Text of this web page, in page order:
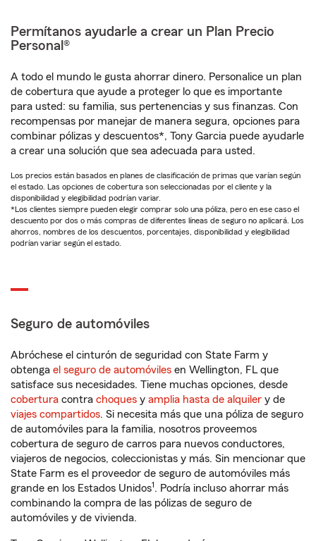
Permítanos ayudarle a crear un Plan Precio
Personal®
A todo el mundo le gusta ahorrar dinero. Personalice un plan
de cobertura que ayude a proteger lo que es importante
para usted: su familia, sus pertenencias y sus finanzas. Con
recompensas por manejar de manera segura, opciones para
combinar pólizas y descuentos*, Tony Garcia puede ayudarle
a crear una solución que sea adecuada para usted.
Los precios están basados en planes de clasificación de primas que varían según
el estado. Las opciones de cobertura son seleccionadas por el cliente y la
disponibilidad y elegibilidad podrían variar.
*Los clientes siempre pueden elegir comprar solo una póliza, pero en ese caso el
descuento por dos o más compras de diferentes líneas de seguro no aplicará. Los
ahorros, nombres de los descuentos, porcentajes, disponibilidad y elegibilidad
podrían variar según el estado.
Seguro de automóviles
Abróchese el cinturón de seguridad con State Farm y
obtenga el seguro de automóviles en Wellington, FL que
satisface sus necesidades. Tiene muchas opciones, desde
cobertura contra choques y amplia hasta de alquiler y de
viajes compartidos. Si necesita más que una póliza de seguro
de automóviles para la familia, nosotros proveemos
cobertura de seguro de carros para nuevos conductores,
viajeros de negocios, coleccionistas y más. Sin mencionar que
State Farm es el proveedor de seguro de automóviles más
grande en los Estados Unidos1. Podría incluso ahorrar más
combinando la compra de las pólizas de seguro de
automóviles y de vivienda.